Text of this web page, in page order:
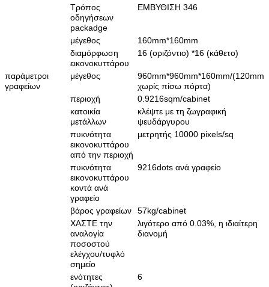
Τρόπος
οδηγήσεων
packadge
ΕΜΒΥΘΙΣΗ 346
μέγεθος
160mm*160mm
διαμόρφωση
εικονοκυττάρου
16 (οριζόντιο) *16 (κάθετο)
παράμετροι
γραφείων
μέγεθος
960mm*960mm*160mm/(120mm
χωρίς πίσω πόρτα)
περιοχή
0.9216sqm/cabinet
κατοικία
μετάλλων
κλέψτε με τη ζωγραφική
ψευδάργυρου
πυκνότητα
εικονοκυττάρου
από την περιοχή
μετρητής 10000 pixels/sq
πυκνότητα
εικονοκυττάρου
κοντά ανά
γραφείο
9216dots ανά γραφείο
βάρος γραφείων
57kg/cabinet
ΧΑΣΤΕ την
αναλογία
ποσοστού
ελέγχου/τυφλό
σημείο
λιγότερο από 0.03%, η ιδιαίτερη
διανομή
ενότητες
6